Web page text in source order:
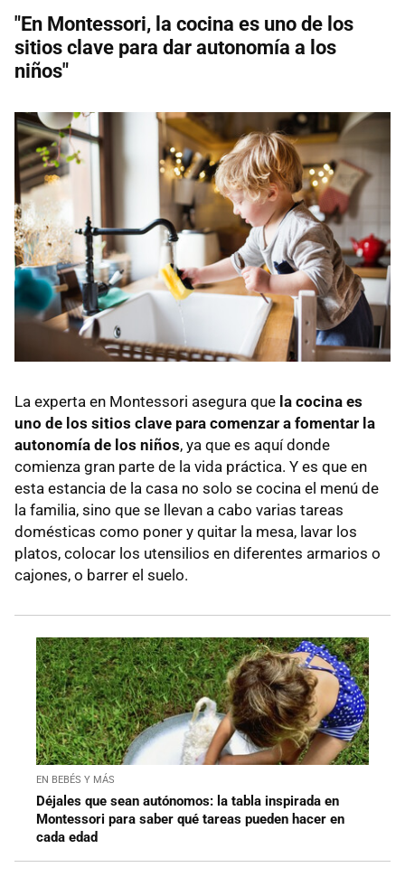
"En Montessori, la cocina es uno de los
sitios clave para dar autonomía a los
niños"
La experta en Montessori asegura que la cocina es
uno de los sitios clave para comenzar a fomentar la
autonomía de los niños, ya que es aquí donde
comienza gran parte de la vida práctica. Y es que en
esta estancia de la casa no solo se cocina el menú de
la familia, sino que se llevan a cabo varias tareas
domésticas como poner y quitar la mesa, lavar los
platos, colocar los utensilios en diferentes armarios o
cajones, o barrer el suelo.
EN BEBÉS Y MÁS
Déjales que sean autónomos: la tabla inspirada en
Montessori para saber qué tareas pueden hacer en
cada edad